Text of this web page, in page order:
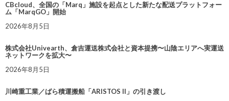
CBcloud、全国の「Marq」施設を起点とした新たな配送プラットフォー
ム「MarqGO」開始
2026年8月5日
株式会社Univearth、倉吉運送株式会社と資本提携〜山陰エリアへ実運送
ネットワークを拡大〜
2026年8月5日
川崎重工業／ばら積運搬船「ARISTOS II」の引き渡し